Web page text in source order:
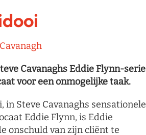
Cavanaghs Eddie Flynn-serie
voor een onmogelijke taak.
in Steve Cavanaghs sensationele
Eddie Flynn, is Eddie
onschuld van zijn cliënt te